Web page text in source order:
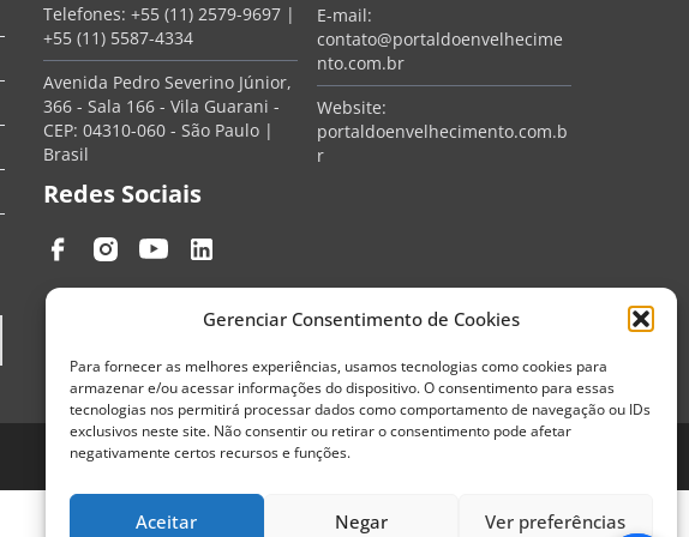
Gerenciar Consentimento de Cookies
Para fornecer as melhores experiências, usamos tecnologias como cookies para
armazenar e/ou acessar informações do dispositivo. O consentimento para essas
tecnologias nos permitirá processar dados como comportamento de navegação ou IDs
exclusivos neste site. Não consentir ou retirar o consentimento pode afetar
negativamente certos recursos e funções.
Aceitar Negar Ver preferências
Telefones: +55 (11) 2579-9697|
+55 (11) 5587-4334
Avenida Pedro Severino Júnior,
366 - Sala 166 - Vila Guarani -
CEP: 04310-060 - São Paulo |
Brasil
E-mail:
contato@portaldoenvelhecime
nto.com.br
Website:
portaldoenvelhecimento.com.b
r
Redes Sociais
Termos de Uso